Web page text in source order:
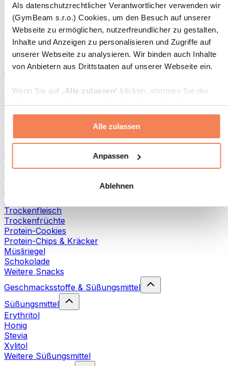
Als datenschutzrechtlicher Verantwortlicher verwenden wir
(GymBeam s.r.o.) Cookies, um den Besuch auf unserer
Webseite zu ermöglichen, nutzerfreundlicher zu gestalten,
Inhalte und Anzeigen zu personalisieren und Zugriffe auf
unserer Webseite zu analysieren. Wir binden auch Inhalte
von Anbietern aus Drittstaaten auf unserer Webseite ein.
Wenn Sie auf „Alle zulassen“ klicken, stimmen Sie der
(insbesondere zu Analyse- und Marketingzwecken) zu.
Ablehnen“ klicken, werden nur
„notwendige“ Cookies gesetzt, welche für den Betrieb der
Webseite erforderlich sind. Sie können auch eine
Weitere Informationen über die Verarbeitung Ihrer Daten
finden Sie in den Unterpunkten „Details“ und „Über
Cookies“ sowie in unserer
Sie können Ihre Einwilligung jederzeit in den
Einstellungenauf unserer Webseite ändern oder
widerrufen.Mehr Info
Alle zulassen
Anpassen
Ablehnen
Aufstriche und Pasten
Fisch-Produkte
Fertiggerichte
Eier-Produkte
Fleisch
Hülsenfrüchte
Weitere Fitness-Foods
Nussbutter
100 % Nussbutter
Süße Nussbutter
Superfoods
Grüne Superfoods
Trockenfleisch
Trockenfrüchte
Protein-Cookies
Protein-Chips & Kräcker
Müsliriegel
Schokolade
Weitere Snacks
Geschmacksstoffe & Süßungsmittel
Süßungsmittel
Erythritol
Honig
Stevia
Xylitol
Weitere Süßungsmittel